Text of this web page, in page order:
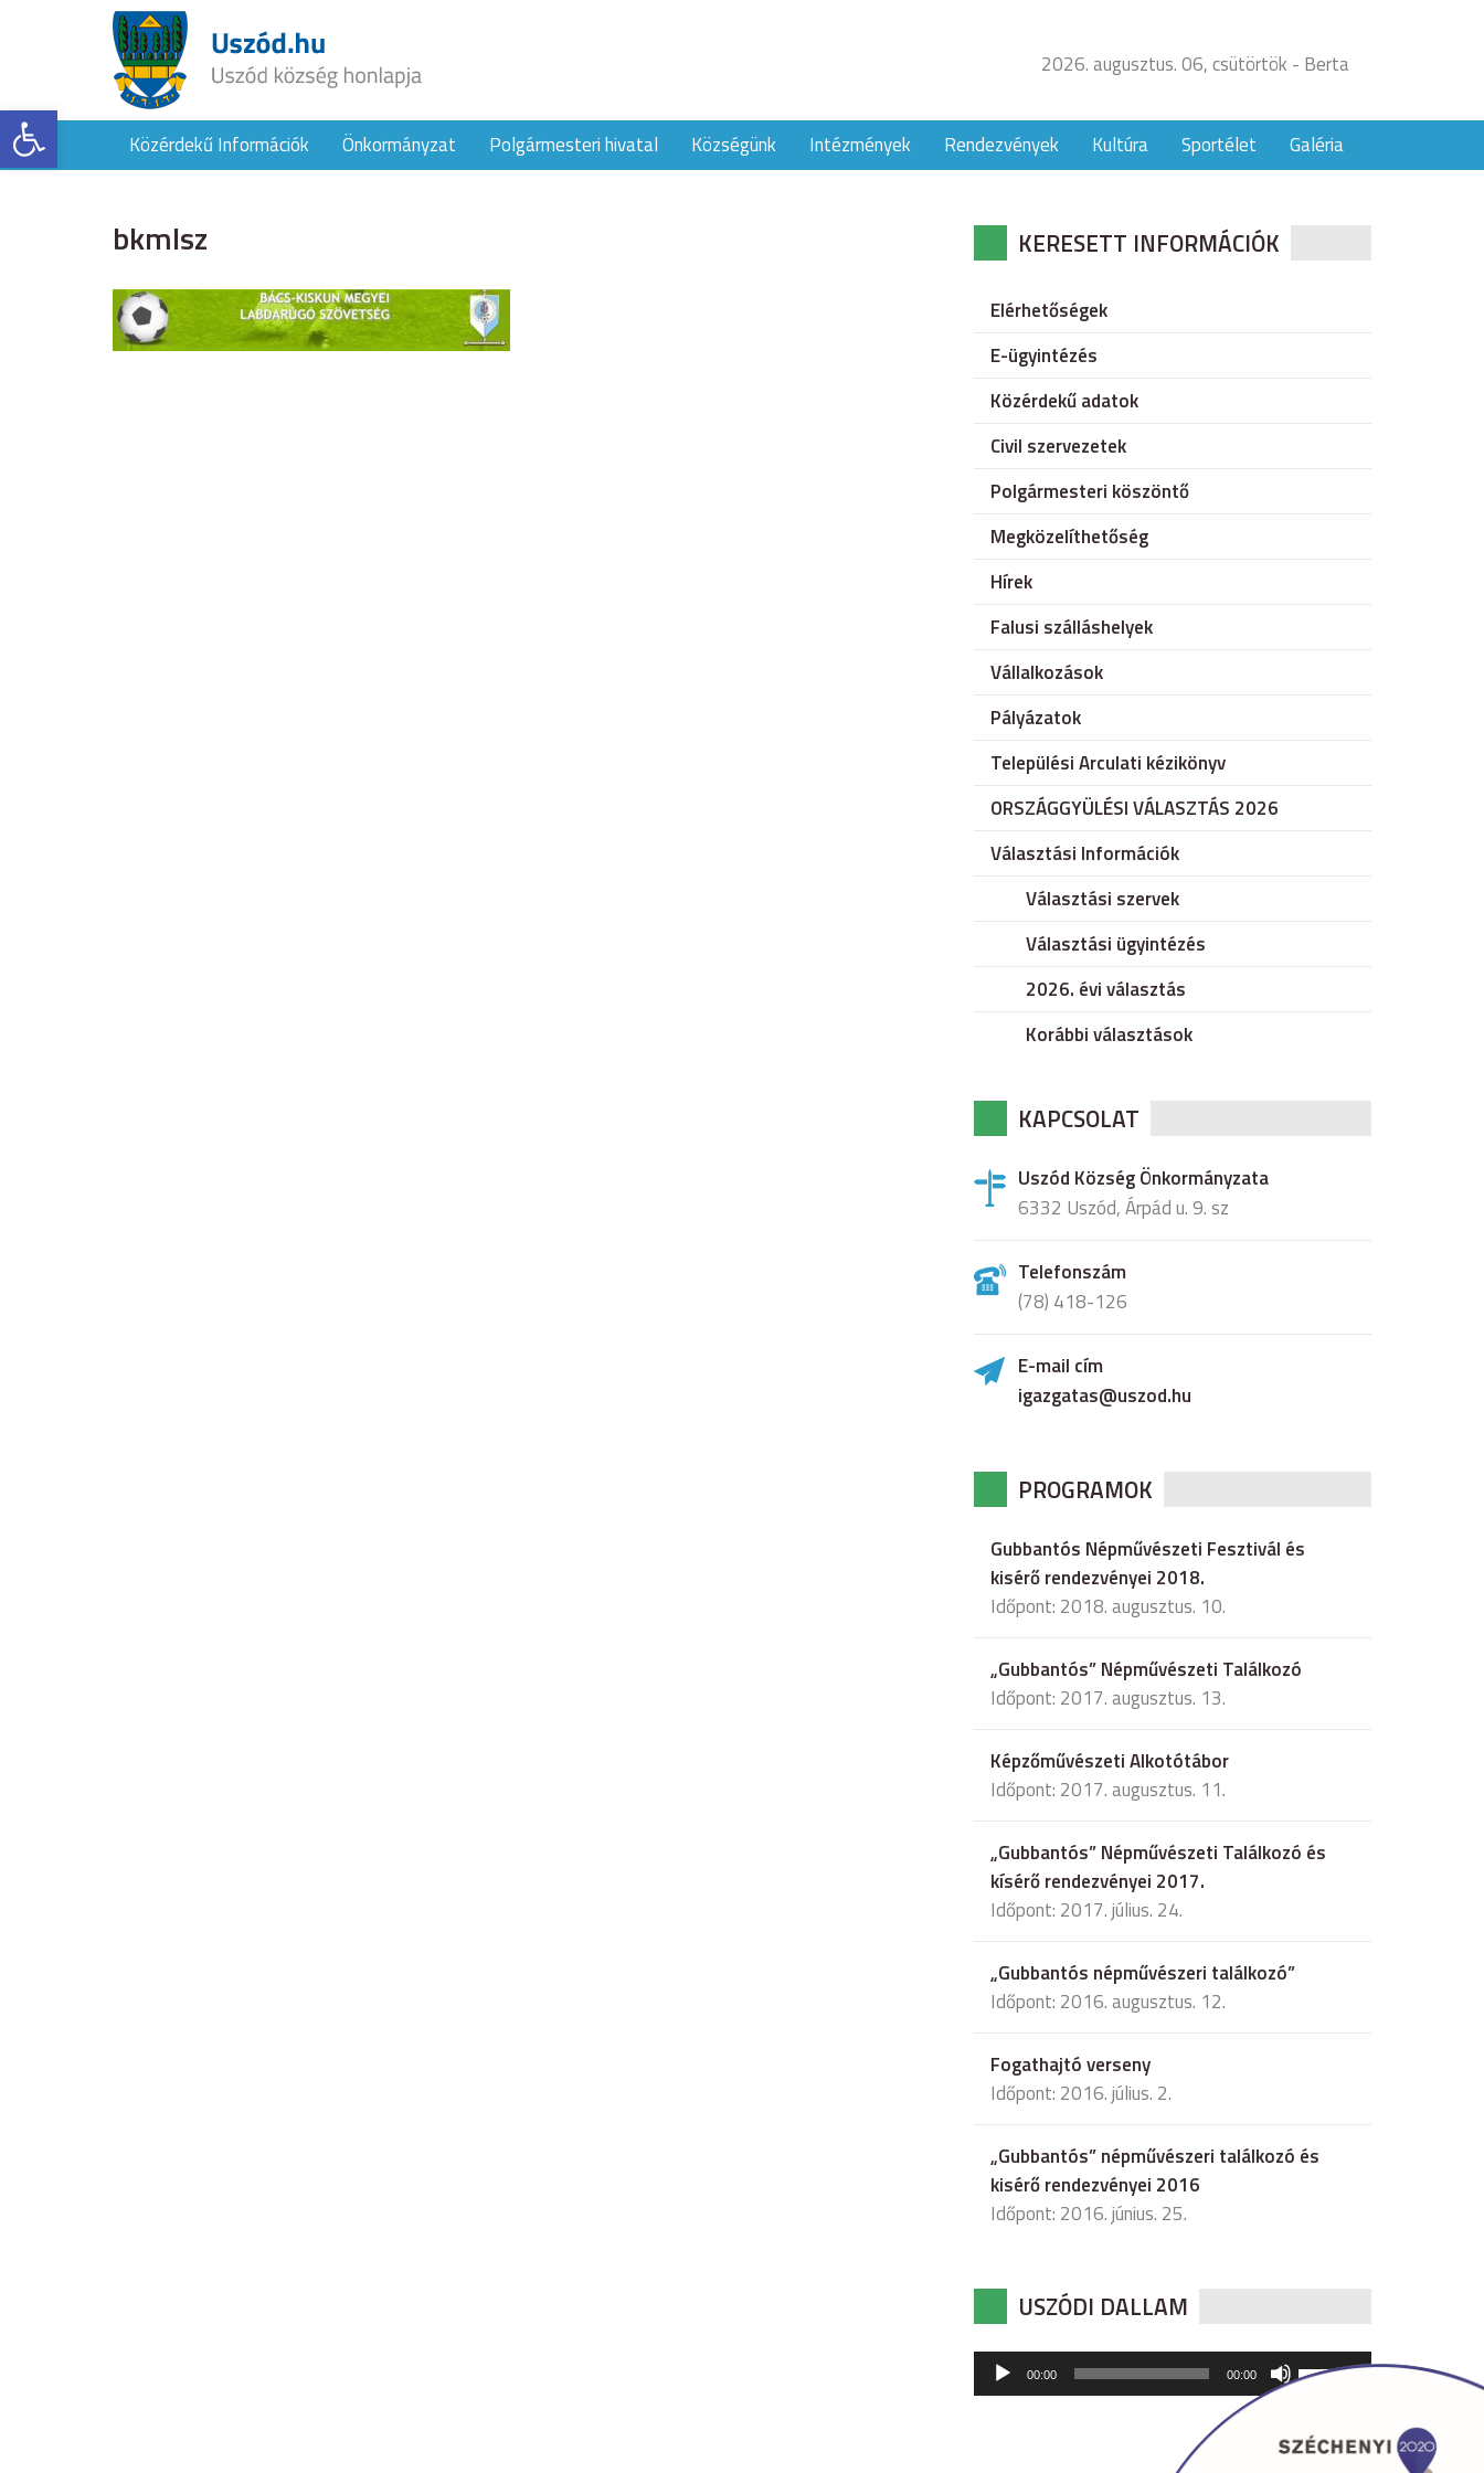
Eszköztár megnyitása
2026. augusztus. 06, csütörtök - Berta
Közérdekű Információk Önkormányzat Polgármesteri hivatal Községünk Intézmények Rendezvények Kultúra Sportélet Galéria
bkmlsz KERESETT INFORMÁCIÓK
Elérhetőségek
E-ügyintézés
Közérdekű adatok
Civil szervezetek
Polgármesteri köszöntő
Megközelíthetőség
Hírek
Falusi szálláshelyek
Vállalkozások
Pályázatok
Települési Arculati kézikönyv
ORSZÁGGYÜLÉSI VÁLASZTÁS 2026
Választási Információk
Választási szervek
Választási ügyintézés
2026. évi választás
Korábbi választások
KAPCSOLAT
Uszód Község Önkormányzata
6332 Uszód, Árpád u. 9. sz
Telefonszám
(78) 418-126
E-mail cím
igazgatas@uszod.hu
PROGRAMOK
Gubbantós Népművészeti Fesztivál és
kisérő rendezvényei 2018.
Időpont: 2018. augusztus. 10.
„Gubbantós” Népművészeti Találkozó
Időpont: 2017. augusztus. 13.
Képzőművészeti Alkotótábor
Időpont: 2017. augusztus. 11.
„Gubbantós” Népművészeti Találkozó és
kísérő rendezvényei 2017.
Időpont: 2017. július. 24.
„Gubbantós népművészeri találkozó”
Időpont: 2016. augusztus. 12.
Fogathajtó verseny
Időpont: 2016. július. 2.
„Gubbantós” népművészeri találkozó és
kisérő rendezvényei 2016
Időpont: 2016. június. 25.
USZÓDI DALLAM
Audió
lejátszó
00:00 00:00
hangerő
csökkentéséhez